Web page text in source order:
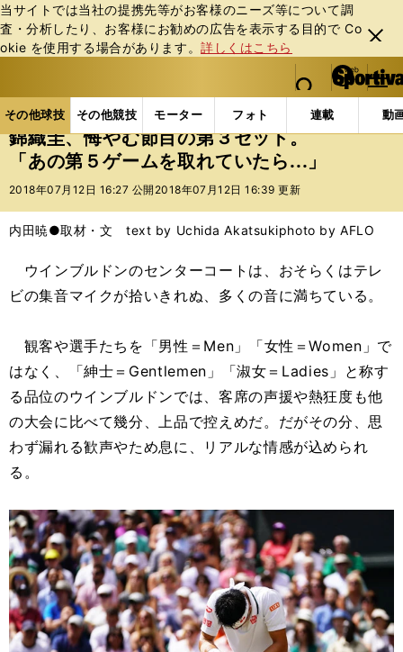
当サイトでは当社の提携先等がお客様のニーズ等について調
査・分析したり、お客様にお勧めの広告を表⽰する⽬的で Co
okie を使⽤する場合があります。詳しくはこちら
閉じ
る
web Sportiva (webスポルティーバ)
検索
マイペ
ー
ジ
メニュ
その他球技 その他競技 モーター フォト 連載 動
ス
ポ
ル
バ
その他球技の記事一覧 テニス 錦織圭、悔やむ節目
錦織圭、悔やむ節目の第３セット。
「あの第５ゲームを取れていたら...」
2018年07月12日 16:27 公開 2018年07月12日 16:39 更新
内田暁●取材・文 text by Uchida Akatsukiphoto by AFLO
ウインブルドンのセンターコートは、おそらくはテレ
ビの集音マイクが拾いきれぬ、多くの音に満ちている。
観客や選手たちを「男性＝Men」「女性＝Women」で
はなく、「紳士＝Gentlemen」「淑女＝Ladies」と称す
る品位のウインブルドンでは、客席の声援や熱狂度も他
の大会に比べて幾分、上品で控えめだ。だがその分、思
わず漏れる歓声やため息に、リアルな情感が込められ
る。